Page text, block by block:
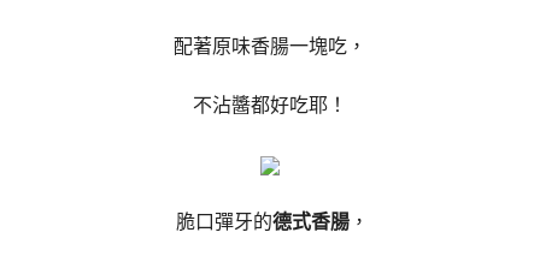
配著原味香腸一塊吃，
不沾醬都好吃耶！
脆口彈牙的德式香腸 ，